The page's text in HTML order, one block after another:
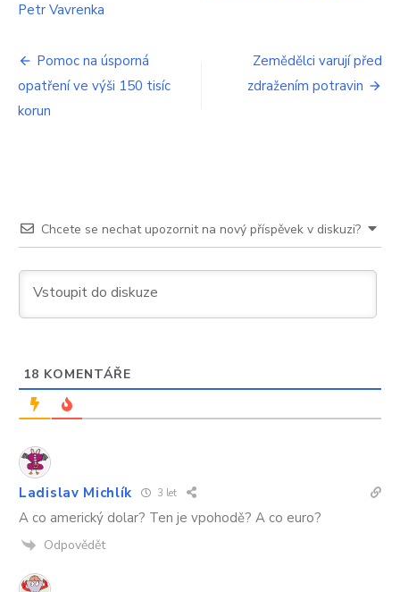
Petr Vavrenka
Navigace
pro
příspěvek
Pomoc na úsporná
opatření ve výši 150 tisíc
korun
Zemědělci varují před
zdražením potravin
Chcete se nechat upozornit na nový příspěvek v diskuzi?
18 KOMENTÁŘE
Ladislav Michlík 3 let
A co americký dolar? Ten je vpohodě? A co euro?
Odpovědět